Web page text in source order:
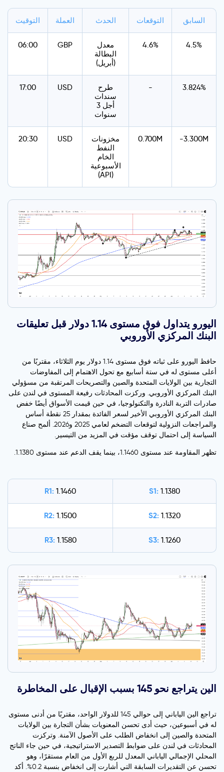
التوقيت العملة الحدث التوقعات السابق
06:00 GBP
معدل
البطالة
(أبريل)
4.6% 4.5%
17:00 USD
طرح
سندات
أجل 3
سنوات
- 3.824%
20:30 USD
مخزونات
النفط
الخام
الأسبوعية
(API)
0.700M -3.300M
اليورو يتداول فوق مستوى 1.14 دولار قبل تعليقات
البنك المركزي الأوروبي
حافظ اليورو على ثباته فوق مستوى 1.14 دولار يوم الثلاثاء، مقتربًا من
أعلى مستوى له في ستة أسابيع مع تحول الاهتمام إلى المفاوضات
التجارية بين الولايات المتحدة والصين والتصريحات المرتقبة من مسؤولي
البنك المركزي الأوروبي. وركزت المحادثات رفيعة المستوى في لندن على
صادرات التربة النادرة والتكنولوجيا، في حين قيمت الأسواق أيضًا خفض
البنك المركزي الأوروبي الأخير لسعر الفائدة بمقدار 25 نقطة أساس
والمراجعات النزولية لتوقعات التضخم لعامي 2025 و2026. ألمح صناع
السياسة إلى احتمال توقف مؤقت في المزيد من التيسير.
تظهر المقاومة عند مستوى 1.1460، بينما يقف الدعم عند مستوى 1.1380.
R1: 1.1460 S1: 1.1380
R2: 1.1500 S2: 1.1320
R3: 1.1580 S3: 1.1260
الين يتراجع نحو 145 بسبب الإقبال على المخاطرة
تراجع الين الياباني إلى حوالي 145 للدولار الواحد، مقتربًا من أدنى مستوى
له في أسبوعين، حيث أدى تحسن المعنويات بشأن التجارة بين الولايات
المتحدة والصين إلى انخفاض الطلب على الأصول الآمنة. وتركزت
المحادثات في لندن على ضوابط التصدير الاستراتيجية، في حين جاء الناتج
المحلي الإجمالي الياباني المعدل للربع الأول من العام مستقرًا، وهو
تحسن عن التقديرات السابقة التي أشارت إلى انخفاض بنسبة 0.2%. أكد